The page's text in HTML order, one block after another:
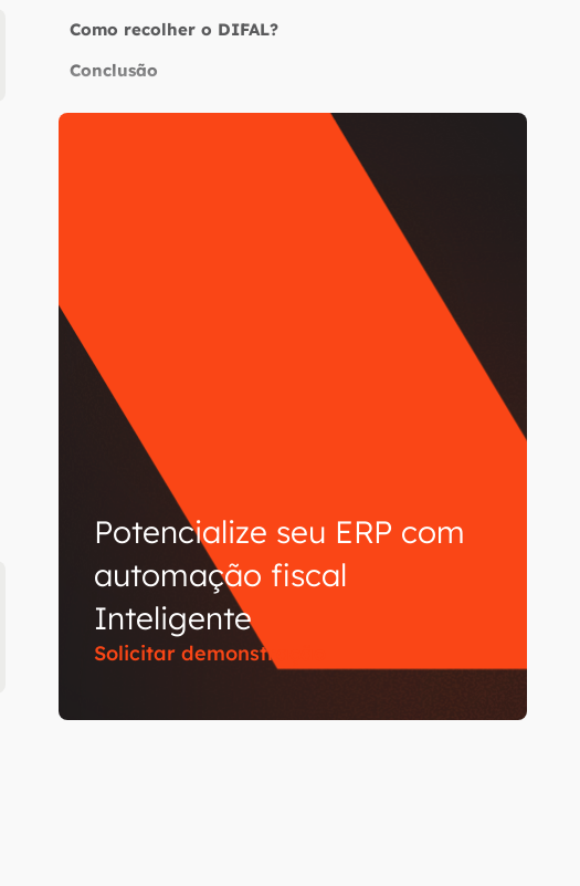
Como recolher o DIFAL?
Conclusão
Potencialize seu ERP com
automação fiscal
Inteligente
Solicitar demonstração